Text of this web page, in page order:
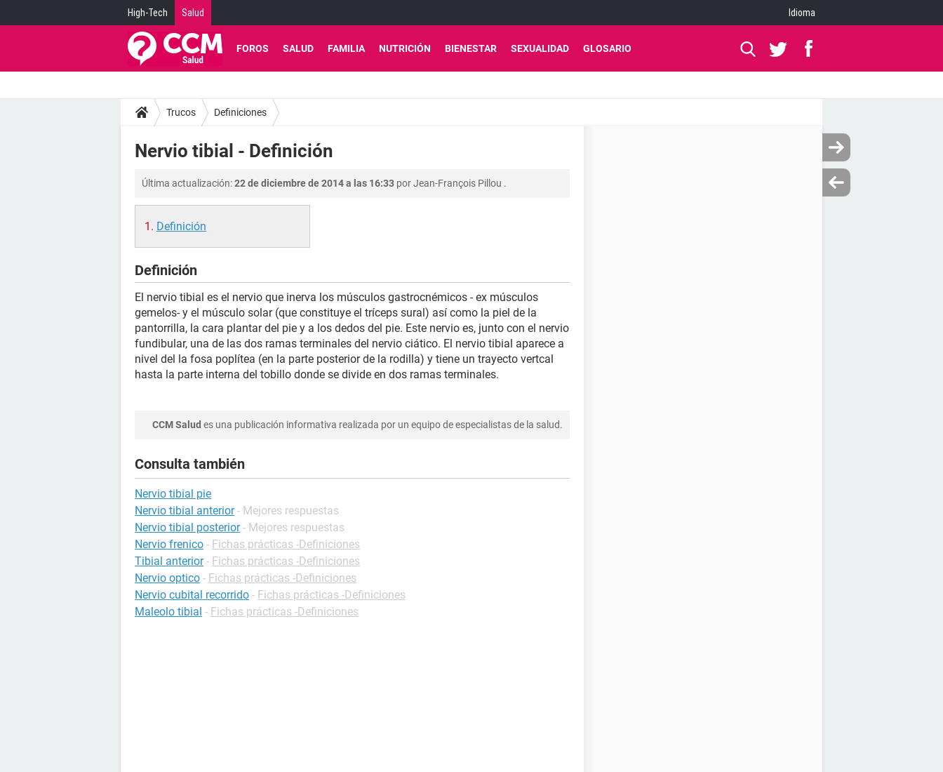
High-Tech Salud Idioma
FOROS SALUD FAMILIA NUTRICIÓN BIENESTAR SEXUALIDAD GLOSARIO
Trucos Definiciones
Nervio tibial - Definición
Última actualización:22 de diciembre de 2014 a las 16:33 porJean-François Pillou .
Definición
Definición
El nervio tibial es el nervio que inerva los músculos gastrocnémicos - ex músculos
gemelos- y el músculo solar (que constituye el tríceps sural) así como la piel de la
pantorrilla, la cara plantar del pie y a los dedos del pie. Este nervio es, junto con el nervio
fundibular, una de las dos ramas terminales del nervio ciático. El nervio tibial aparece a
nivel del la fosa poplítea (en la parte posterior de la rodilla) y tiene un trayecto vertcal
hasta la parte interna del tobillo donde se divide en dos ramas terminales.
CCM Salud es una publicación informativa realizada por un equipo de especialistas de la salud.
Consulta también
Nervio tibial pie
Nervio tibial anterior - Mejores respuestas
Nervio tibial posterior - Mejores respuestas
Nervio frenico - Fichas prácticas -Definiciones
Tibial anterior - Fichas prácticas -Definiciones
Nervio optico - Fichas prácticas -Definiciones
Nervio cubital recorrido - Fichas prácticas -Definiciones
Maleolo tibial - Fichas prácticas -Definiciones